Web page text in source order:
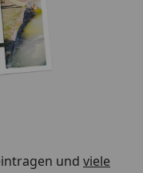
und viele